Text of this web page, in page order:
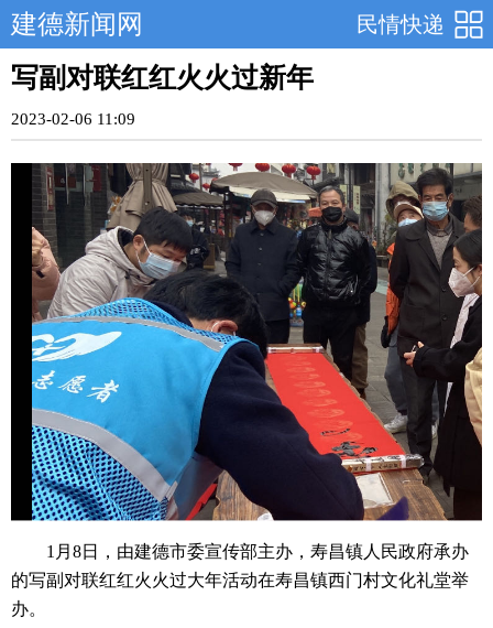
民情快递
建德新闻网
写副对联红红火火过新年
2023-02-06 11:09
1月8日，由建德市委宣传部主办，寿昌镇人民政府承办
的写副对联红红火火过大年活动在寿昌镇西门村文化礼堂举
办。